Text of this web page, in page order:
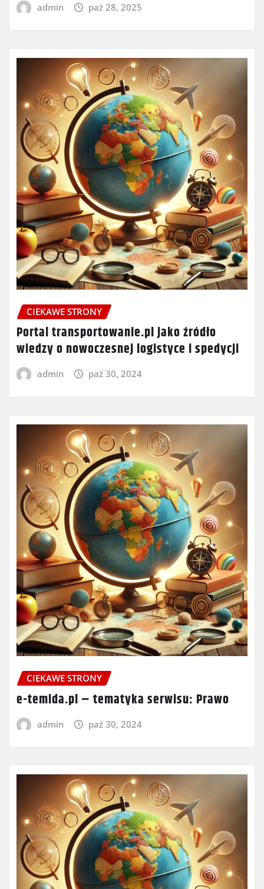
admin paź 28, 2025
CIEKAWE STRONY
Portal transportowanie.pl jako źródło
wiedzy o nowoczesnej logistyce i spedycji
admin paź 30, 2024
CIEKAWE STRONY
e-temida.pl – tematyka serwisu: Prawo
admin paź 30, 2024